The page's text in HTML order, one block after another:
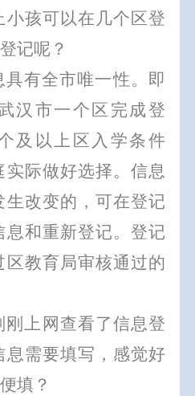
小孩可以在几个区登
记呢？
具有全市唯一性。即
汉市一个区完成登
及以上区入学条件
实际做好选择。信息
改变的，可在登记
息和重新登记。 登记
区教育局审核通过的
刚上网查看了信息登
需要填写，感觉好
填？